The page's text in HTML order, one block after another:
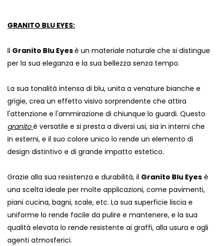
GRANITO BLU EYES:
Il Granito Blu Eyesè un materiale naturale che si distingue
per la sua eleganza e la sua bellezza senza tempo.
La sua tonalità intensa di blu, unita a venature bianche e
grigie, crea un effetto visivo sorprendente che attira
l'attenzione e l'ammirazione di chiunque lo guardi. Questo
granito è versatile e si presta a diversi usi, sia in interni che
in esterni, e il suo colore unico lo rende un elemento di
design distintivo e di grande impatto estetico.
Grazie alla sua resistenza e durabilità, il Granito Blu Eyes è
una scelta ideale per molte applicazioni, come pavimenti,
piani cucina, bagni, scale, etc. La sua superficie liscia e
uniforme lo rende facile da pulire e mantenere, e la sua
qualità elevata lo rende resistente ai graffi, alla usura e agli
agenti atmosferici.